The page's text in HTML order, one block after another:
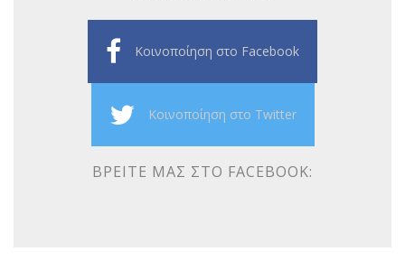
Κοινοποίηση στο Facebook
Κοινοποίηση στο Twitter
ΒΡΕΊΤΕ ΜΑΣ ΣΤΟ FACEBOOK: